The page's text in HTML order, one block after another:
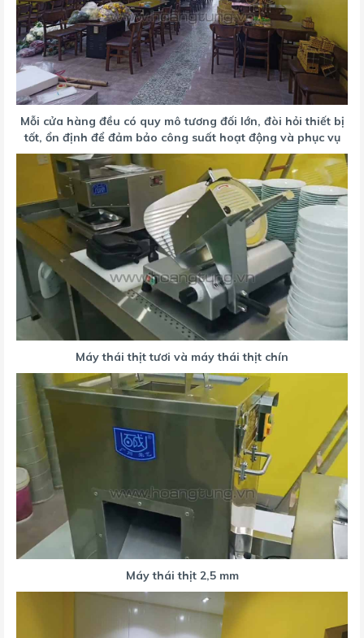
Mỗi cửa hàng đều có quy mô tương đối lớn, đòi hỏi thiết bị
tốt, ổn định để đảm bảo công suất hoạt động và phục vụ
Máy thái thịt tươi và máy thái thịt chín
Máy thái thịt 2,5 mm